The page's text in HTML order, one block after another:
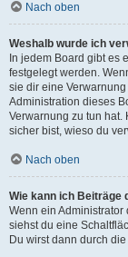
Nach oben
Weshalb wurde ich
In jedem Board gibt es
festgelegt werden.
sie dir eine
Administration dieses
Verwarnung zu tun hat.
sicher bist, wieso du
Nach oben
Wie kann ich Beiträge
Wenn ein
siehst du eine
Du wirst dann durch